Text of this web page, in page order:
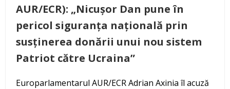
AUR/ECR): „Nicușor Dan pune în
pericol siguranța națională prin
susținerea donării unui nou sistem
Patriot către Ucraina”
Europarlamentarul AUR/ECR Adrian Axinia îl acuză